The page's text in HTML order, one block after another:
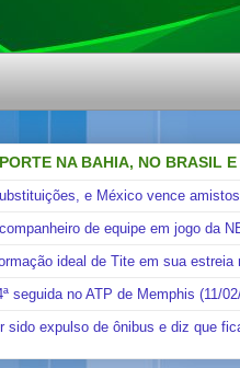
NA BAHIA, NO BRASIL
e México vence
de equipe em jogo da
ideal de Tite em sua estreia
seguida no ATP de Memphis (11/
sido expulso de ônibus e diz que